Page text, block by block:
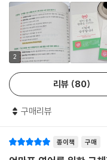
[부록 차례]
01. 파닉스 단어 읽는 법
02. 리딩&리스닝 교재 레벨
03. 2단계 리딩의 독해 실력
04. 3단계 리딩의 독해 실력
06. 관계대명사 특강
08. 5단락 영어 에세이 예
로 향하게 됩니다.
--- pp. 89~90
영어 교재보다는 영어 원서
많으시더라고요. 영어 원서
영어 원서를 읽었어요. 하지
도 필요합니다. 영어 교재란
혀야 이 도구를 멋지게 사용
는 공부 습관과 연결되고,
으로써 효과가 증대됩니다.
늦게 시작하는 대신 탄탄하
영어에서 전과목 학습으로
‘영어로 아이의 꿈에 날개를
하지 않고 코칭하기로 마음
나, 스스로 배우도록 도왔다
고자 하는 마음이 들게 의
며 계획표를 함께 짜는 것,
는 것이었다.
습을 도와주는 가장 중요하
그런 점에서 영어 교육 현
이를 지도하며 좋은 성과를
는 이렇게 공부합니다』는
이라는 명목으로 아이와의
이라는 세 마리 토끼를 모두
- 조승우 (〈스몰빅클래스〉 대표)
스카이쌤이 내놓은 이 책은
2
리뷰 80
구매리뷰
종이책 구매